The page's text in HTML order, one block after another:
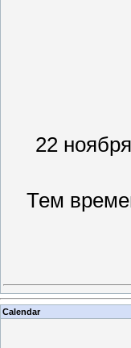
22
Тем
Calendar